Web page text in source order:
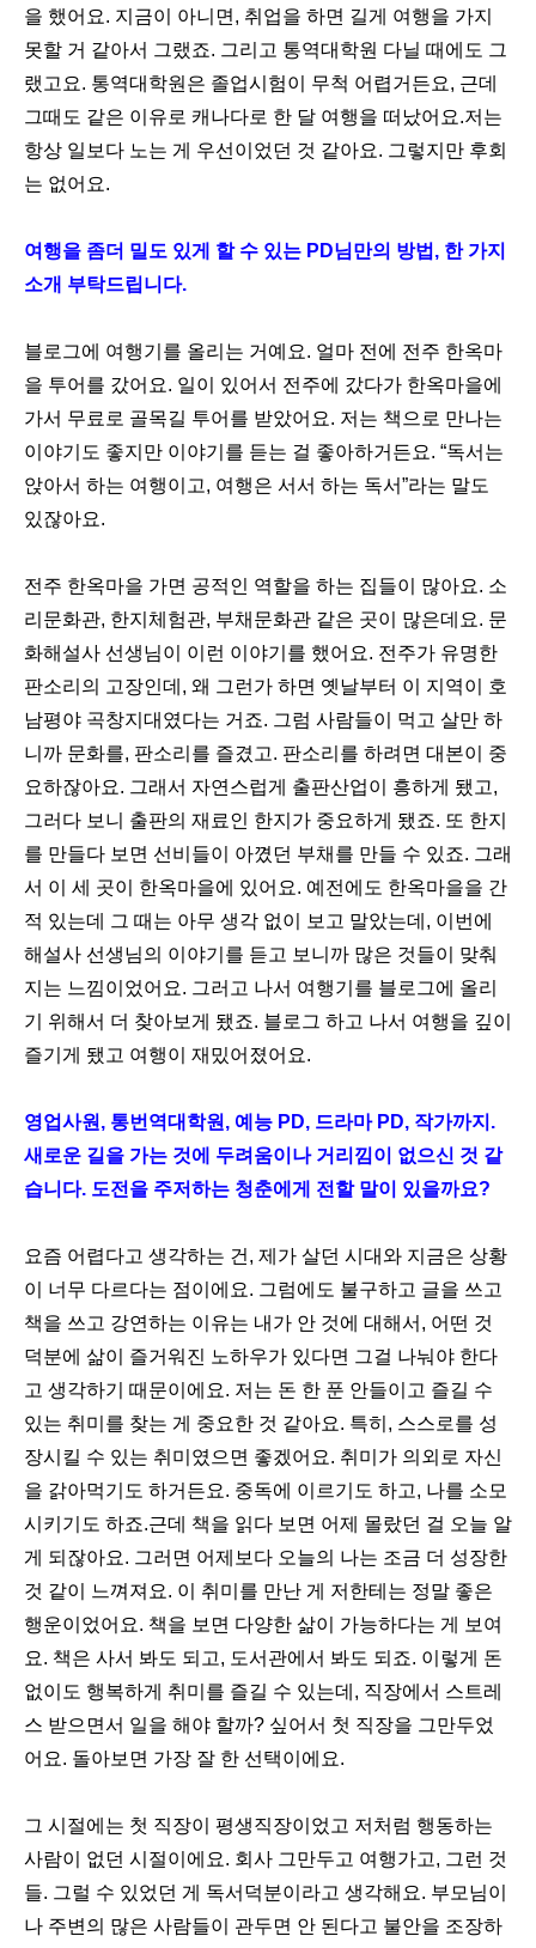
을 했어요. 지금이 아니면, 취업을 하면 길게 여행을 가지
못할 거 같아서 그랬죠. 그리고 통역대학원 다닐 때에도 그
랬고요. 통역대학원은 졸업시험이 무척 어렵거든요, 근데
그때도 같은 이유로 캐나다로 한 달 여행을 떠났어요.저는
항상 일보다 노는 게 우선이었던 것 같아요. 그렇지만 후회
는 없어요.
여행을 좀더 밀도 있게 할 수 있는 PD님만의 방법, 한 가지
소개 부탁드립니다.
블로그에 여행기를 올리는 거예요. 얼마 전에 전주 한옥마
을 투어를 갔어요. 일이 있어서 전주에 갔다가 한옥마을에
가서 무료로 골목길 투어를 받았어요. 저는 책으로 만나는
이야기도 좋지만 이야기를 듣는 걸 좋아하거든요. “독서는
앉아서 하는 여행이고, 여행은 서서 하는 독서”라는 말도
있잖아요.
전주 한옥마을 가면 공적인 역할을 하는 집들이 많아요. 소
리문화관, 한지체험관, 부채문화관 같은 곳이 많은데요. 문
화해설사 선생님이 이런 이야기를 했어요. 전주가 유명한
판소리의 고장인데, 왜 그런가 하면 옛날부터 이 지역이 호
남평야 곡창지대였다는 거죠. 그럼 사람들이 먹고 살만 하
니까 문화를, 판소리를 즐겼고. 판소리를 하려면 대본이 중
요하잖아요. 그래서 자연스럽게 출판산업이 흥하게 됐고,
그러다 보니 출판의 재료인 한지가 중요하게 됐죠. 또 한지
를 만들다 보면 선비들이 아꼈던 부채를 만들 수 있죠. 그래
서 이 세 곳이 한옥마을에 있어요. 예전에도 한옥마을을 간
적 있는데 그 때는 아무 생각 없이 보고 말았는데, 이번에
해설사 선생님의 이야기를 듣고 보니까 많은 것들이 맞춰
지는 느낌이었어요. 그러고 나서 여행기를 블로그에 올리
기 위해서 더 찾아보게 됐죠. 블로그 하고 나서 여행을 깊이
즐기게 됐고 여행이 재밌어졌어요.
영업사원, 통번역대학원, 예능 PD, 드라마 PD, 작가까지.
새로운 길을 가는 것에 두려움이나 거리낌이 없으신 것 같
습니다. 도전을 주저하는 청춘에게 전할 말이 있을까요?
요즘 어렵다고 생각하는 건, 제가 살던 시대와 지금은 상황
이 너무 다르다는 점이에요. 그럼에도 불구하고 글을 쓰고
책을 쓰고 강연하는 이유는 내가 안 것에 대해서, 어떤 것
덕분에 삶이 즐거워진 노하우가 있다면 그걸 나눠야 한다
고 생각하기 때문이에요. 저는 돈 한 푼 안들이고 즐길 수
있는 취미를 찾는 게 중요한 것 같아요. 특히, 스스로를 성
장시킬 수 있는 취미였으면 좋겠어요. 취미가 의외로 자신
을 갉아먹기도 하거든요. 중독에 이르기도 하고, 나를 소모
시키기도 하죠.근데 책을 읽다 보면 어제 몰랐던 걸 오늘 알
게 되잖아요. 그러면 어제보다 오늘의 나는 조금 더 성장한
것 같이 느껴져요. 이 취미를 만난 게 저한테는 정말 좋은
행운이었어요. 책을 보면 다양한 삶이 가능하다는 게 보여
요. 책은 사서 봐도 되고, 도서관에서 봐도 되죠. 이렇게 돈
없이도 행복하게 취미를 즐길 수 있는데, 직장에서 스트레
스 받으면서 일을 해야 할까? 싶어서 첫 직장을 그만두었
어요. 돌아보면 가장 잘 한 선택이에요.
그 시절에는 첫 직장이 평생직장이었고 저처럼 행동하는
사람이 없던 시절이에요. 회사 그만두고 여행가고, 그런 것
들. 그럴 수 있었던 게 독서덕분이라고 생각해요. 부모님이
나 주변의 많은 사람들이 관두면 안 된다고 불안을 조장하